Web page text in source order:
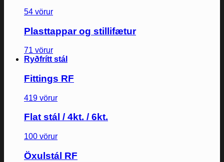
54 vörur
Plasttappar og stillifætur
71 vörur
Ryðfrítt stál
Fittings RF
419 vörur
Flat stál / 4kt. / 6kt.
100 vörur
Öxulstál RF